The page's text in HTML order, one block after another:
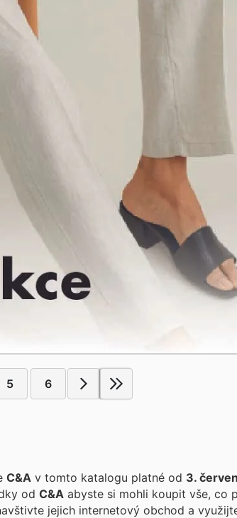
5 6
C&A v tomto katalogu platné od 3.
od C&A abyste si mohli koupit vše, co
jejich internetový obchod a